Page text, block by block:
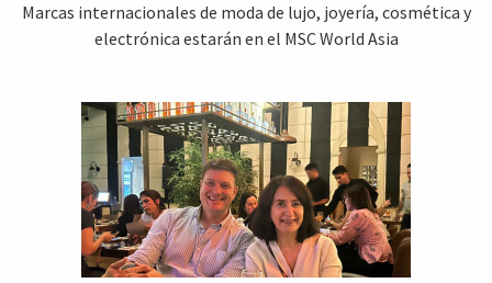
Marcas internacionales de moda de lujo, joyería, cosmética y
electrónica estarán en el MSC World Asia